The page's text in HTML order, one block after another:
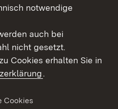
Erklärung zur
notwendige
auch bei
nicht gesetzt.
Cookies erhalten Sie in
.
Cookies